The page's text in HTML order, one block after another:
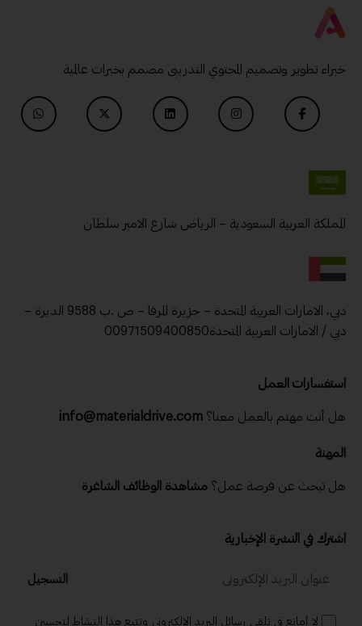
خبراء تطوير وتصميم المحتوي التدريبى مصمم بخبرات عالمية
المملكة العربية السعودية – الرياض شارع الامير سلطان
دبي، الامارات العربية المتحدة – جزيرة المرفا – ص .ب 9588 الديرة –
دبي / الامارات العربية المتحدة00971509400850
استفسارات العمل
هل أنت مهتم بالعمل معنا؟ info@materialdrive.com
المهنة
هل تبحث عن فرصة عمل؟ مشاهدة الوظائف الشاغرة
اشترك في النشرة الإخبارية
التسجيل
لا أمانع في تلقي رسائل البريد الإلكتروني وتتبع هذا النشاط لتحسين